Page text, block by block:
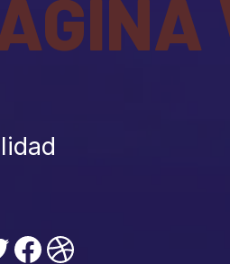
Facebook
Dribbble